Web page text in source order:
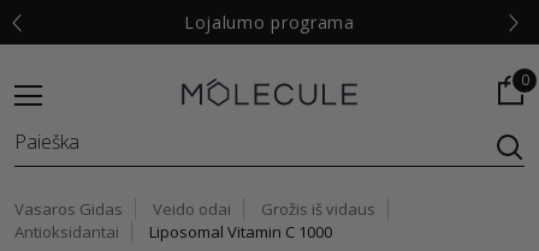
Lojalumo programa
0
Vasaros Gidas Veido odai
Grožis iš vidaus
Antioksidantai
Liposomal Vitamin C 1000